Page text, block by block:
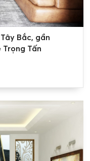
Bắc, gần
Tấn